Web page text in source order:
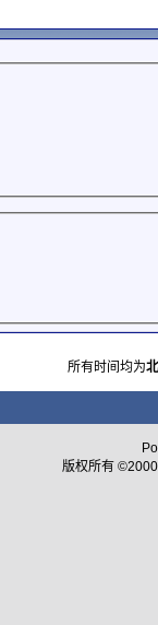
所有时间均为
版权所有